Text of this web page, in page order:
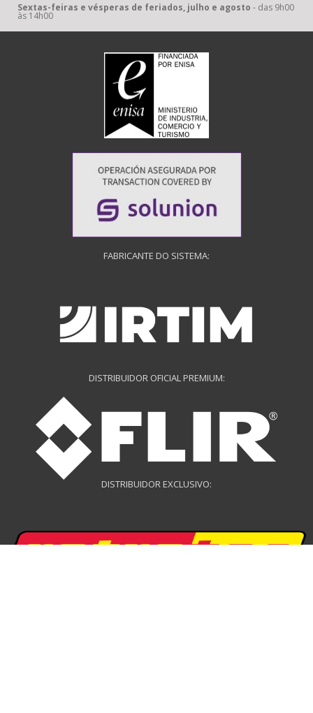
Sextas-feiras e vésperas de feriados, julho e agosto - das 9h00
às 14h00
FABRICANTE DO SISTEMA:
DISTRIBUIDOR OFICIAL PREMIUM:
DISTRIBUIDOR EXCLUSIVO: